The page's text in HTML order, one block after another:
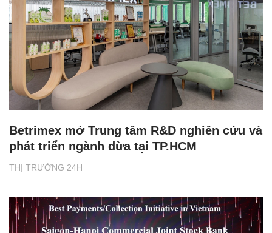
THỊ TRƯỜNG 24H
Betrimex mở Trung tâm R&D nghiên cứu và
phát triển ngành dừa tại TP.HCM